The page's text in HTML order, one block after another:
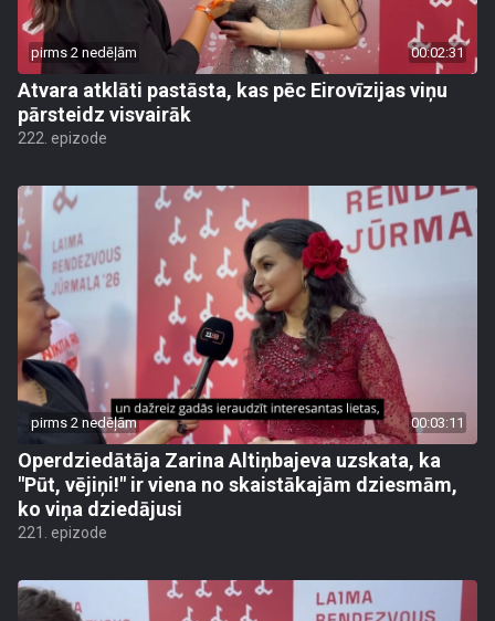
pirms 2 nedēļām 00:02:31
Atvara atklāti pastāsta, kas pēc Eirovīzijas viņu
pārsteidz visvairāk
222. epizode
pirms 2 nedēļām 00:03:11
Operdziedātāja Zarina Altiņbajeva uzskata, ka
"Pūt, vējiņi!" ir viena no skaistākajām dziesmām,
ko viņa dziedājusi
221. epizode